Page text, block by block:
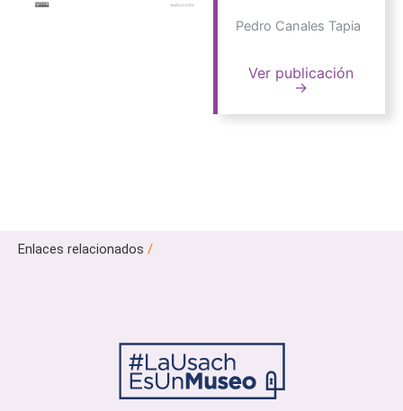
Pedro Canales Tapia
Ver publicación
→
Enlaces relacionados /